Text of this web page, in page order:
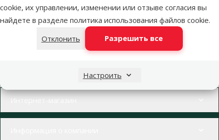
cookie, их управлении, изменении или отзыве согласия вы
найдете в разделе политика использования файлов cookie.
Отклонить
Разрешить все
Настроить
Напиши нам
eveikals@dinozoo.lv
Звони – 26 100 502
Пн.–Пт. 9:00 – 17:00
один из наших магазинов
Меню в футере
Интернет-магазин